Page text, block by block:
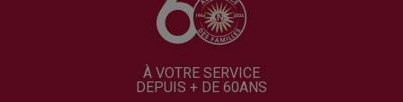
À VOTRE SERVICE
DEPUIS + DE 60ANS